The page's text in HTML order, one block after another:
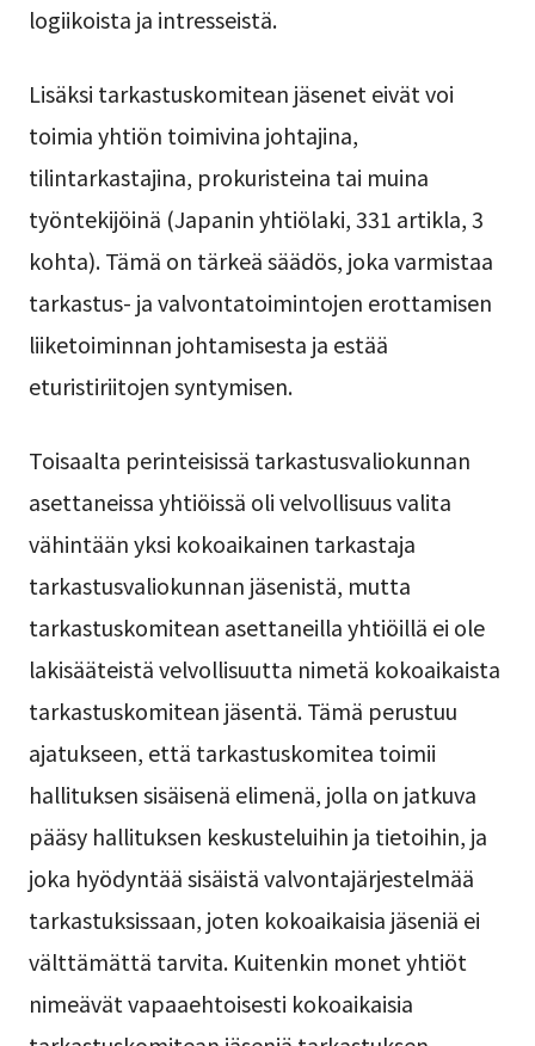
logiikoista ja intresseistä.
Lisäksi tarkastuskomitean jäsenet eivät voi
toimia yhtiön toimivina johtajina,
tilintarkastajina, prokuristeina tai muina
työntekijöinä (Japanin yhtiölaki, 331 artikla, 3
kohta). Tämä on tärkeä säädös, joka varmistaa
tarkastus- ja valvontatoimintojen erottamisen
liiketoiminnan johtamisesta ja estää
eturistiriitojen syntymisen.
Toisaalta perinteisissä tarkastusvaliokunnan
asettaneissa yhtiöissä oli velvollisuus valita
vähintään yksi kokoaikainen tarkastaja
tarkastusvaliokunnan jäsenistä, mutta
tarkastuskomitean asettaneilla yhtiöillä ei ole
lakisääteistä velvollisuutta nimetä kokoaikaista
tarkastuskomitean jäsentä. Tämä perustuu
ajatukseen, että tarkastuskomitea toimii
hallituksen sisäisenä elimenä, jolla on jatkuva
pääsy hallituksen keskusteluihin ja tietoihin, ja
joka hyödyntää sisäistä valvontajärjestelmää
tarkastuksissaan, joten kokoaikaisia jäseniä ei
välttämättä tarvita. Kuitenkin monet yhtiöt
nimeävät vapaaehtoisesti kokoaikaisia